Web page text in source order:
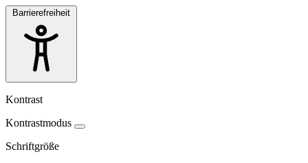
Barrierefreiheit
Kontrast
Kontrastmodus
Schriftgröße